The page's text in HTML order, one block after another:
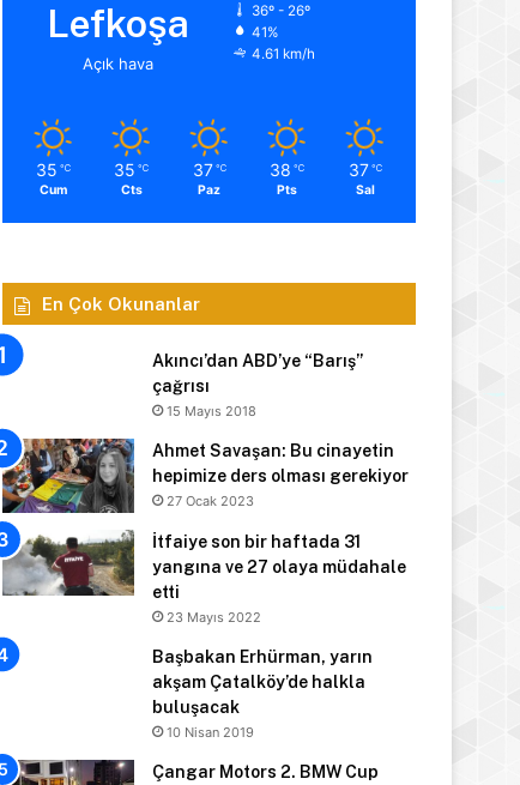
Lefkoşa
Açık hava
36º - 26º
41%
4.61 km/h
35 ℃
Cum
35 ℃
Cts
37 ℃
Paz
38 ℃
Pts
37 ℃
Sal
En Çok Okunanlar
Akıncı’dan ABD’ye “Barış”
çağrısı
15 Mayıs 2018
Ahmet Savaşan: Bu cinayetin
hepimize ders olması gerekiyor
27 Ocak 2023
İtfaiye son bir haftada 31
yangına ve 27 olaya müdahale
etti
23 Mayıs 2022
Başbakan Erhürman, yarın
akşam Çatalköy’de halkla
buluşacak
10 Nisan 2019
Çangar Motors 2. BMW Cup